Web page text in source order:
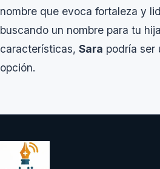
nombre que evoca fortaleza y
buscando un nombre para tu
características, Sara podría ser
opción.